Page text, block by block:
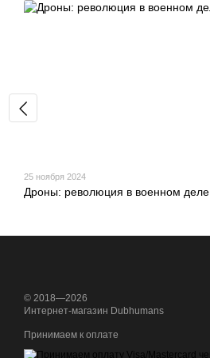
25 ноября 2024
Дроны: революция в военном деле
© 2018—2026
Интернет-магазин Dubhumans
Принимаем к оплате